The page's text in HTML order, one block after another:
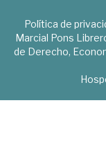
Política de
Marcial Pons
de Derecho,